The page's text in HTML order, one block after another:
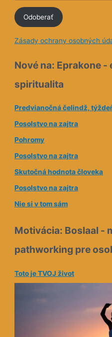
m
i
v
a
d
r
e
s
Odoberať
Zásady ochrany osobných
Nové na: Eprakone -
spiritualita
Predvianočná čelindž,
Posolstvo na zajtra
Pohromy
Posolstvo na zajtra
Skutočná hodnota človeka
Posolstvo na zajtra
Nie si v tom sám
Motivácia: Boslaal -
pathworking pre
Toto je TVOJ život